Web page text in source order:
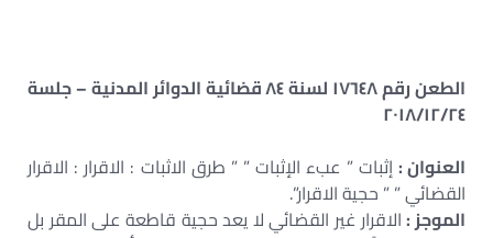
الطعن رقم ١٧٦٤٨ لسنة ٨٤ قضائية الدوائر المدنية – جلسة
٢٠١٨/١٢/٢٤
العنوان :إثبات ” عبء الإثبات ” ” طرق الاثبات : الاقرار : الاقرار
القضائي ” ” حجية الاقرار”.
الموجز :الاقرار غير القضائي لا يعد حجية قاطعة على المقر بل